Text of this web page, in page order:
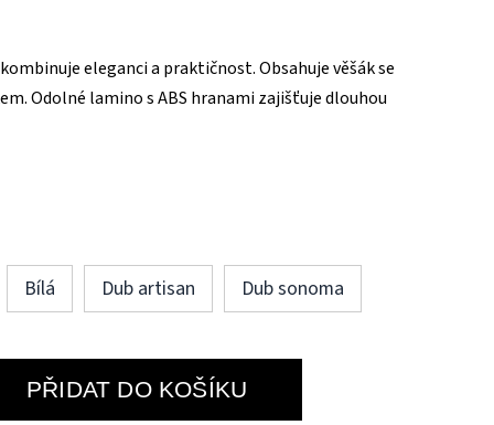
eleganci a praktičnost. Obsahuje věšák se
Odolné lamino s ABS hranami zajišťuje dlouhou
Bílá Dub artisan Dub sonoma
PŘIDAT DO KOŠÍKU